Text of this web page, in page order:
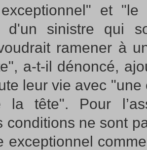
et
d'un sinistre qui
ramener à
a-t-il dénoncé,
leur vie avec
la tête". Pour
conditions ne sont
exceptionnel